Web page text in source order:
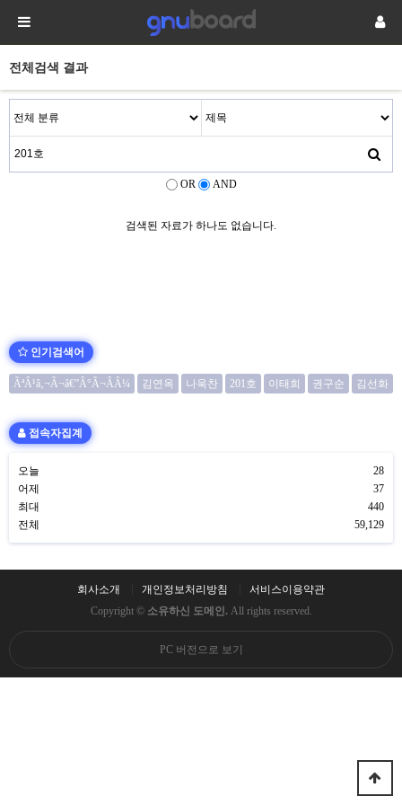
전체검색 결과
OR AND
검색된 자료가 하나도 없습니다.
인기검색어
ÃªÂ¹â‚¬Ã¬â€”Â°Ã¬ÂÂ¼ 김연옥 나욱찬 201호 이태희 권구순 김선화
접속자집계
오늘
28
어제
37
최대
440
전체
59,129
회사소개 개인정보처리방침
서비스이용약관
Copyright © 소유하신 도메인. All rights reserved.
PC 버전으로 보기